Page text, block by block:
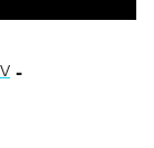
-